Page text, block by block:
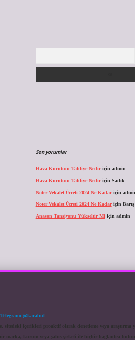
Son yorumlar
Hava Kurutucu Tahliye Nediriçin admin
Hava Kurutucu Tahliye Nediriçin Sadık
Noter Vekalet Ücreti 2024 Ne Kadariçin
Noter Vekalet Ücreti 2024 Ne Kadariçin Barış
Anason Tansiyonu Yükseltir Mi için admin
Telegram: @karabul
sitedeki içerikleri proaktif olarak denetleme veya araştırma
kurum veya şahıs şirketi ile hiçbir bağlantısı